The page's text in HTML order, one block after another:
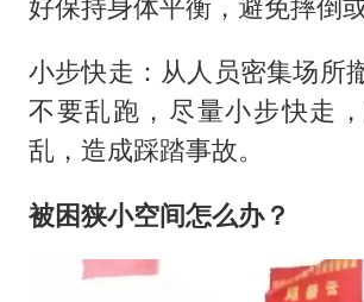
小步快走：从人员密集场所
不要乱跑，尽量小步快走
乱，造成踩踏事故。
被困狭小空间怎么办？